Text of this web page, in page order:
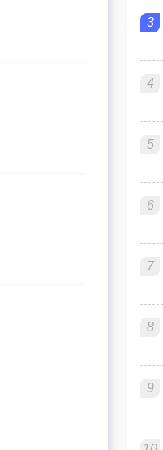
3
4
5
6
7
8
9